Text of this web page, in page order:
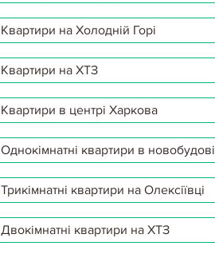
Квартири на Холодній Горі
Квартири на ХТЗ
Квартири в центрі Харкова
Однокімнатні квартири в новобудові
Трикімнатні квартири на Олексіївці
Двокімнатні квартири на ХТЗ